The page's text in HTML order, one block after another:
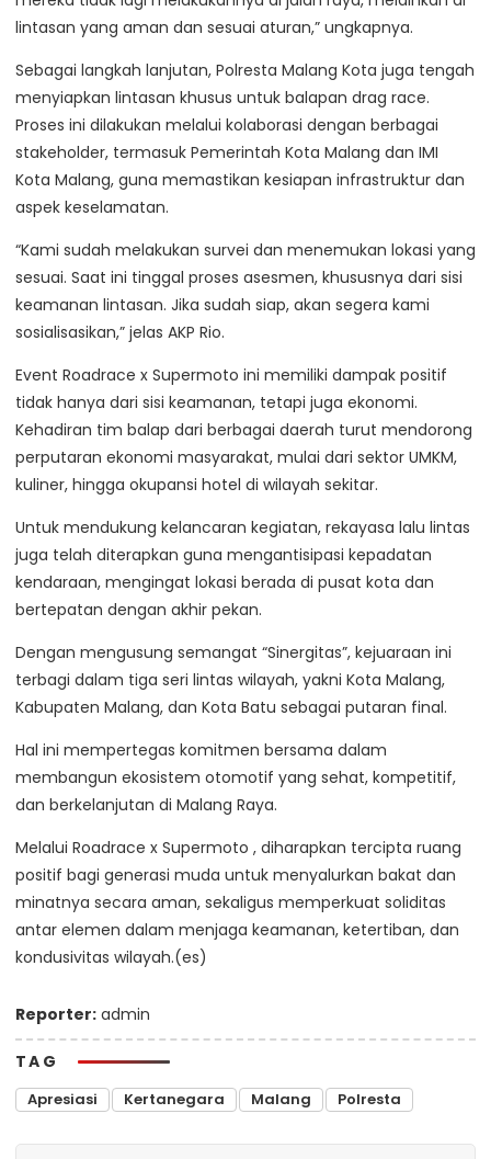
lintasan yang aman dan sesuai aturan,” ungkapnya.
Sebagai langkah lanjutan, Polresta Malang Kota juga tengah
menyiapkan lintasan khusus untuk balapan drag race.
Proses ini dilakukan melalui kolaborasi dengan berbagai
stakeholder, termasuk Pemerintah Kota Malang dan IMI
Kota Malang, guna memastikan kesiapan infrastruktur dan
aspek keselamatan.
“Kami sudah melakukan survei dan menemukan lokasi yang
sesuai. Saat ini tinggal proses asesmen, khususnya dari sisi
keamanan lintasan. Jika sudah siap, akan segera kami
sosialisasikan,” jelas AKP Rio.
Event Roadrace x Supermoto ini memiliki dampak positif
tidak hanya dari sisi keamanan, tetapi juga ekonomi.
Kehadiran tim balap dari berbagai daerah turut mendorong
perputaran ekonomi masyarakat, mulai dari sektor UMKM,
kuliner, hingga okupansi hotel di wilayah sekitar.
Untuk mendukung kelancaran kegiatan, rekayasa lalu lintas
juga telah diterapkan guna mengantisipasi kepadatan
kendaraan, mengingat lokasi berada di pusat kota dan
bertepatan dengan akhir pekan.
Dengan mengusung semangat “Sinergitas”, kejuaraan ini
terbagi dalam tiga seri lintas wilayah, yakni Kota Malang,
Kabupaten Malang, dan Kota Batu sebagai putaran final.
Hal ini mempertegas komitmen bersama dalam
membangun ekosistem otomotif yang sehat, kompetitif,
dan berkelanjutan di Malang Raya.
Melalui Roadrace x Supermoto , diharapkan tercipta ruang
positif bagi generasi muda untuk menyalurkan bakat dan
minatnya secara aman, sekaligus memperkuat soliditas
antar elemen dalam menjaga keamanan, ketertiban, dan
kondusivitas wilayah.(es)
Reporter: admin
TAG
Apresiasi Kertanegara Malang Polresta